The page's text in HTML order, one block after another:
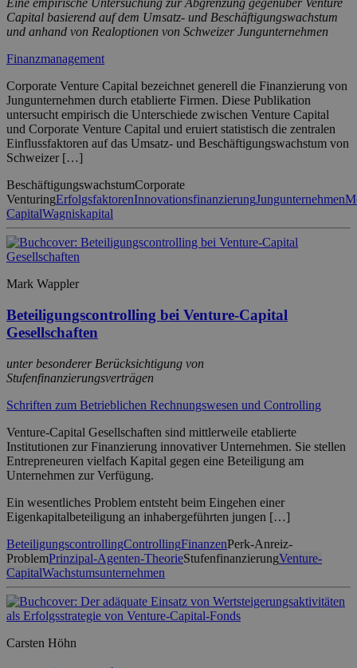
Eine empirische Untersuchung zur Abgrenzung gegenüber Venture
Capital basierend auf dem Umsatz- und Beschäftigungswachstum
und anhand von Realoptionen von Schweizer Jungunternehmen
Finanzmanagement
Corporate Venture Capital bezeichnet generell die Finanzierung von
Jungunternehmen durch etablierte Firmen. Diese Publikation
untersucht empirisch die Unterschiede zwischen Venture Capital
und Corporate Venture Capital und eruiert statistisch die zentralen
Einflussfaktoren auf das Umsatz- und Beschäftigungswachstum von
Schweizer […]
BeschäftigungswachstumCorporate
VenturingErfolgsfaktorenInnovationsfinanzierungJungunternehmen
CapitalWagniskapital
Mark Wappler
Beteiligungscontrolling bei Venture-Capital
Gesellschaften
unter besonderer Berücksichtigung von
Stufenfinanzierungsverträgen
Schriften zum Betrieblichen Rechnungswesen und Controlling
Venture-Capital Gesellschaften sind mittlerweile etablierte
Institutionen zur Finanzierung innovativer Unternehmen. Sie stellen
Entrepreneuren vielfach Kapital gegen eine Beteiligung am
Unternehmen zur Verfügung.
Ein wesentliches Problem entsteht beim Eingehen einer
Eigenkapitalbeteiligung an inhabergeführten jungen […]
BeteiligungscontrollingControllingFinanzenPerk-Anreiz-
ProblemPrinzipal-Agenten-TheorieStufenfinanzierungVenture-
CapitalWachstumsunternehmen
Carsten Höhn